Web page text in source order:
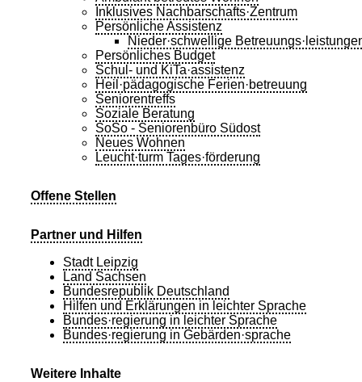
Inklusives Nachbarschafts·Zentrum
Persönliche Assistenz
Nieder·schwellige
Persönliches Budget
Schul- und KiTa·assistenz
Heil·pädagogische Ferien·betreuung
Seniorentreffs
Soziale Beratung
SoSo - Seniorenbüro Südost
Neues Wohnen
Leucht·turm Tages·förderung
Offene Stellen
Partner und Hilfen
Stadt Leipzig
Land Sachsen
Bundesrepublik Deutschland
Hilfen und Erklärungen in leichter Sprache
Bundes·regierung in leichter Sprache
Bundes·regierung in Gebärden·sprache
Weitere Inhalte